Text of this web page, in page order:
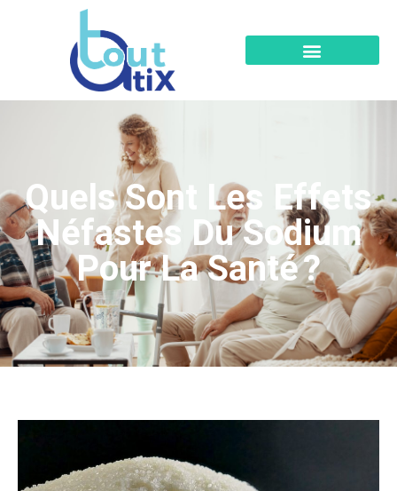
Quels Sont Les Effets
Néfastes Du Sodium
Pour La Santé ?